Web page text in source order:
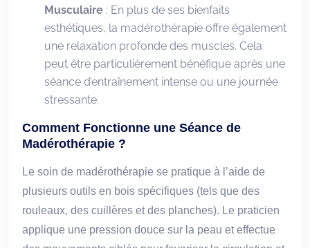
Musculaire : En plus de ses bienfaits
esthétiques, la madérothérapie offre également
une relaxation profonde des muscles. Cela
peut être particulièrement bénéfique après une
séance d’entraînement intense ou une journée
stressante.
Comment Fonctionne une Séance de
Madérothérapie ?
Le soin de madérothérapie se pratique à l’aide de
plusieurs outils en bois spécifiques (tels que des
rouleaux, des cuillères et des planches). Le praticien
applique une pression douce sur la peau et effectue